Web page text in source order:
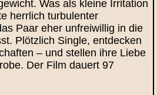
Was als kleine Irritation
herrlich turbulenter
Paar eher unfreiwillig in die
Plötzlich Single, entdecken
– und stellen ihre Liebe
Der Film dauert 97